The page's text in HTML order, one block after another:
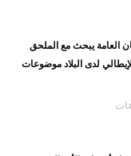
العامة يبحث مع الملحق
لدى البلاد موضوعات